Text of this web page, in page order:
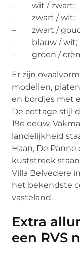
– wit / zwart;
– zwart / wit;
– zwart /
– blauw / wit;
– groen /
Er zijn
modellen,
en bordjes met
De cottage stijl
19e eeuw.
landelijkheid
Haan, De
kuststreek
Villa Belvedere
het bekendste
vasteland.
Extra
een RVS